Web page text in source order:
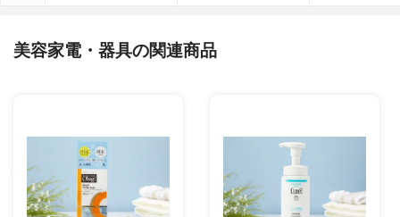
美容家電・器具の関連商品